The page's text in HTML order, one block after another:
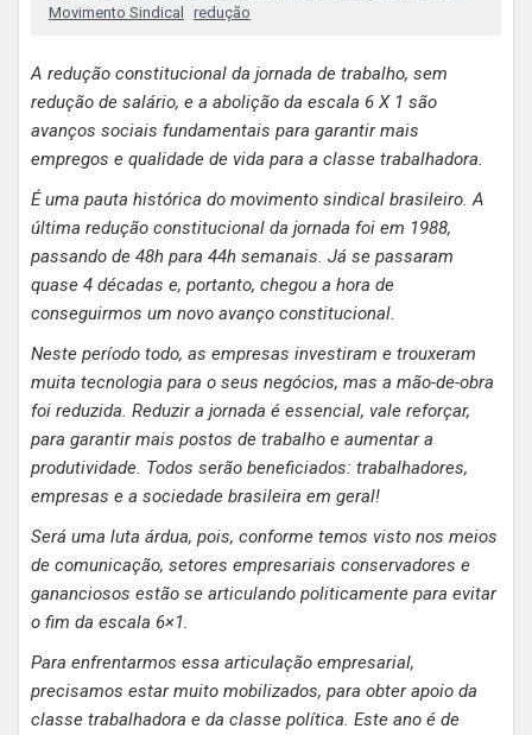
Movimento Sindical
redução
A redução constitucional da jornada de trabalho, sem
redução de salário, e a abolição da escala 6 X 1 são
avanços sociais fundamentais para garantir mais
empregos e qualidade de vida para a classe trabalhadora.
É uma pauta histórica do movimento sindical brasileiro. A
última redução constitucional da jornada foi em 1988,
passando de 48h para 44h semanais. Já se passaram
quase 4 décadas e, portanto, chegou a hora de
conseguirmos um novo avanço constitucional.
Neste período todo, as empresas investiram e trouxeram
muita tecnologia para o seus negócios, mas a mão-de-obra
foi reduzida. Reduzir a jornada é essencial, vale reforçar,
para garantir mais postos de trabalho e aumentar a
produtividade. Todos serão beneficiados: trabalhadores,
empresas e a sociedade brasileira em geral!
Será uma luta árdua, pois, conforme temos visto nos meios
de comunicação, setores empresariais conservadores e
gananciosos estão se articulando politicamente para evitar
o fim da escala 6×1.
Para enfrentarmos essa articulação empresarial,
precisamos estar muito mobilizados, para obter apoio da
classe trabalhadora e da classe política. Este ano é de